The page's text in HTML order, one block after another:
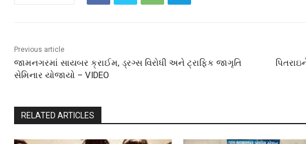
Previous article
જામનગરમાં સાયબર ક્રાઈમ, ડ્રગ્સ વિરોધી અને ટ્રાફિક જાગૃતિ
સેમિનાર યોજાયો – VIDEO
RELATED ARTICLES